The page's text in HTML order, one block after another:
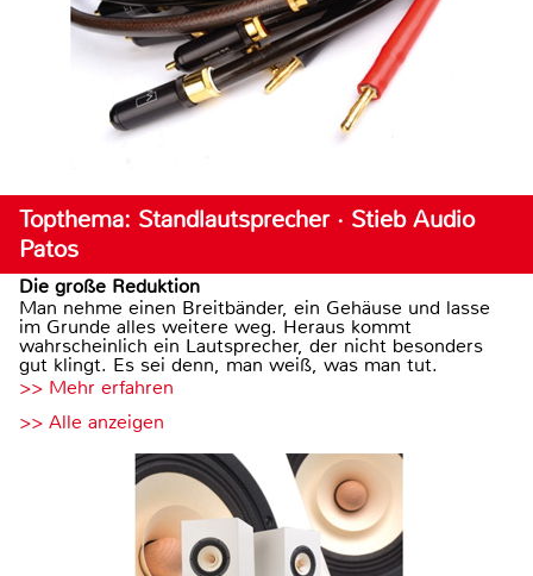
Topthema: Standlautsprecher · Stieb Audio
Patos
Die große Reduktion
Man nehme einen Breitbänder, ein Gehäuse und lasse
im Grunde alles weitere weg. Heraus kommt
wahrscheinlich ein Lautsprecher, der nicht besonders
gut klingt. Es sei denn, man weiß, was man tut.
>> Mehr erfahren
>> Alle anzeigen